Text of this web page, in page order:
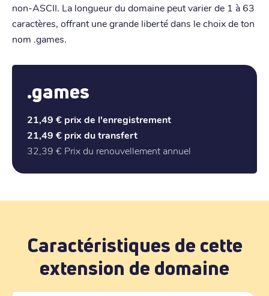
non-ASCII. La longueur du domaine peut varier de 1 à 63
caractères, offrant une grande liberté dans le choix de ton
nom .games.
.games
21,49 € prix de l'enregistrement
21,49 € prix du transfert
32,39 € Prix du renouvellement annuel
Caractéristiques de cette
extension de domaine